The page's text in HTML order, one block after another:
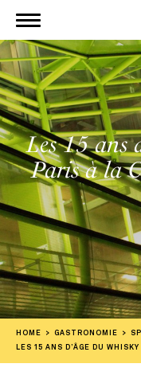
Les 15 ans
Paris à la
HOME GASTRONOMIE